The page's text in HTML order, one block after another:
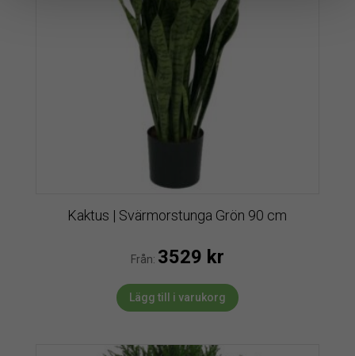
Kaktus | Svärmorstunga Grön 90 cm
Från: 3529 kr
Lägg till i varukorg